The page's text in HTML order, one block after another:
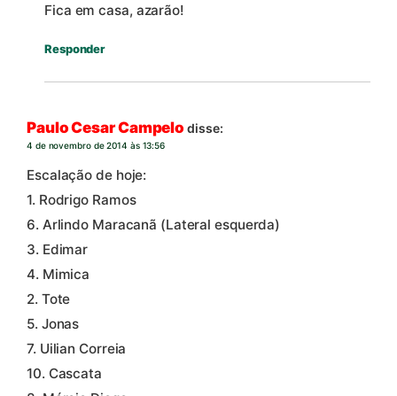
Fica em casa, azarão!
Responder
Paulo Cesar Campelo disse:
4 de novembro de 2014 às 13:56
Escalação de hoje:
1. Rodrigo Ramos
6. Arlindo Maracanã (Lateral esquerda)
3. Edimar
4. Mimica
2. Tote
5. Jonas
7. Uilian Correia
10. Cascata